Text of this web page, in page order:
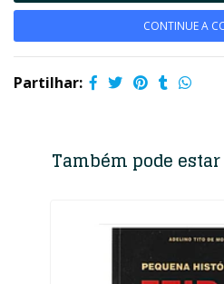
CONTINUE A
Partilhar:
Também pode